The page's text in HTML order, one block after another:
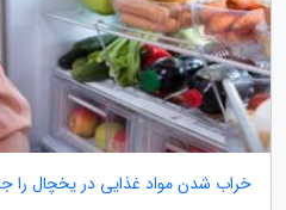
خراب شدن مواد غذایی در یخچال را